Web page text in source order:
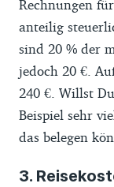
Rechnungen für
anteilig
sind 20 % der
jedoch 20 €.
240 €. Willst
Beispiel sehr
das belegen
3.